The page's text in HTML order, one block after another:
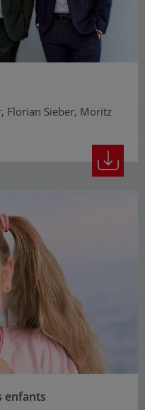
Florian Sieber, Moritz
enfants